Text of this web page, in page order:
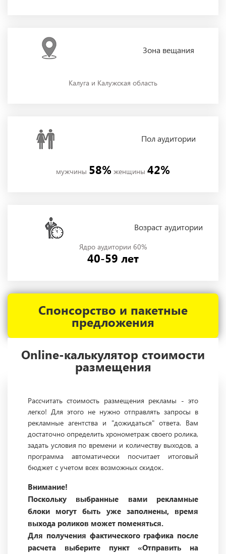
Зона вещания
Калуга и Калужская область
Полаудитории
мужчины 58% женщины 42%
Возраст аудитории
Ядро аудитории 60%
40-59 лет
Online-калькулятор стоимости
размещения
Спонсорство и пакетные
предложения
Рассчитать стоимость размещения рекламы - это
легко! Для этого не нужно отправлять запросы в
рекламные агентства и "дожидаться" ответа. Вам
достаточно определить хронометраж своего ролика,
задать условия по времени и количеству выходов, а
программа автоматически посчитает итоговый
бюджет с учетом всех возможных скидок.
Внимание!
Поскольку выбранные вами рекламные
блоки могут быть уже заполнены, время
выхода роликов может поменяться.
Для получения фактического графика после
расчета выберите пункт «Отправить на